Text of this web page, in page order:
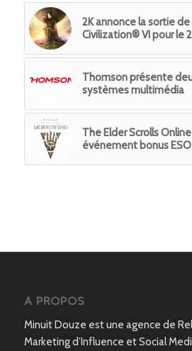
2K annonce la sortie de
Civilization® VI pour le
Thomson présente
systèmes multimédia
The Elder Scrolls
événement bonus ESO
A PROPOS
Minuit Douze est une agence de
Marketing d’Influence et Social